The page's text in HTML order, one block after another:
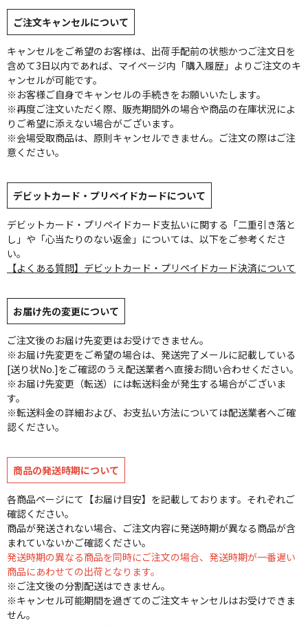
ご注文キャンセルについて
キャンセルをご希望のお客様は、出荷手配前の状態かつご注文日を
含めて3日以内であれば、マイページ内「購入履歴」よりご注文のキ
ャンセルが可能です。
※お客様ご自身でキャンセルの手続きをお願いいたします。
※再度ご注文いただく際、販売期間外の場合や商品の在庫状況によ
りご希望に添えない場合がございます。
※会場受取商品は、原則キャンセルできません。ご注文の際はご注
意ください。
デビットカード・プリペイドカードについて
デビットカード・プリペイドカード支払いに関する「二重引き落と
し」や「心当たりのない返金」については、以下をご参考くださ
い。
【よくある質問】デビットカード・プリペイドカード決済について
お届け先の変更について
ご注文後のお届け先変更はお受けできません。
※お届け先変更をご希望の場合は、発送完了メールに記載している
[送り状No.]をご確認のうえ配送業者へ直接お問い合わせください。
※お届け先変更（転送）には転送料金が発生する場合がございま
す。
※転送料金の詳細および、お支払い方法については配送業者へご確
認ください。
商品の発送時期について
各商品ページにて【お届け目安】を記載しております。それぞれご
確認ください。
商品が発送されない場合、ご注文内容に発送時期が異なる商品が含
まれていないかご確認ください。
発送時期の異なる商品を同時にご注文の場合、発送時期が一番遅い
商品にあわせての出荷となります。
※ご注文後の分割配送はできません。
※キャンセル可能期間を過ぎてのご注文キャンセルはお受けできま
せん。